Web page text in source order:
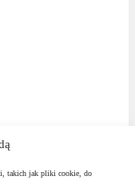
takich jak pliki cookie, do